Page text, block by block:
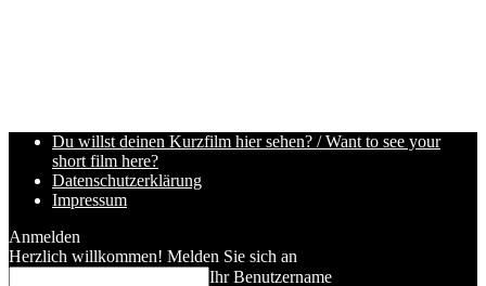
Du willst deinen Kurzfilm hier sehen? / Want to see your
short film here?
Datenschutzerklärung
Impressum
Anmelden
Herzlich willkommen! Melden Sie sich an
Ihr Benutzername